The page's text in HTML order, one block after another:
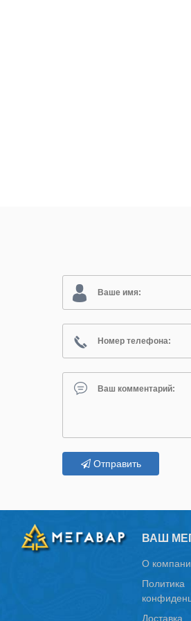
Отправить
ВАШ
О
Политика
Доставка